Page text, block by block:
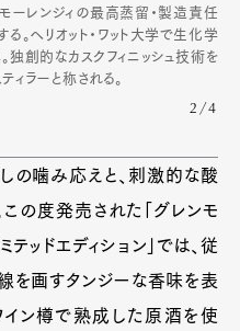
ーレンジィの最高蒸留・製造責任
。ヘリオット・ワット大学で生化学
独創的なカスクフィニッシュ技術を
ィラーと称される。
2/4
の噛み応えと、刺激的な酸
の度発売された「グレンモ
テッドエディション」では、従
を画すタンジーな香味を表
イン樽で熟成した原酒を使